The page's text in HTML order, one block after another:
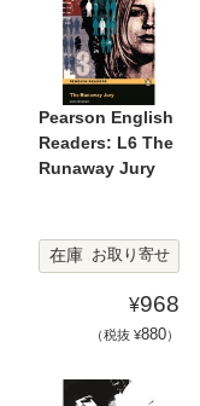
Pearson English
Readers: L6 The
Runaway Jury
在庫 お取り寄せ
¥968
（税抜 ¥880）